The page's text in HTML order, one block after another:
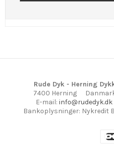
Rude Dyk - Herning
7400 Herning
E-mail: info@rudedyk.dk
Bankoplysninger: Nykredit